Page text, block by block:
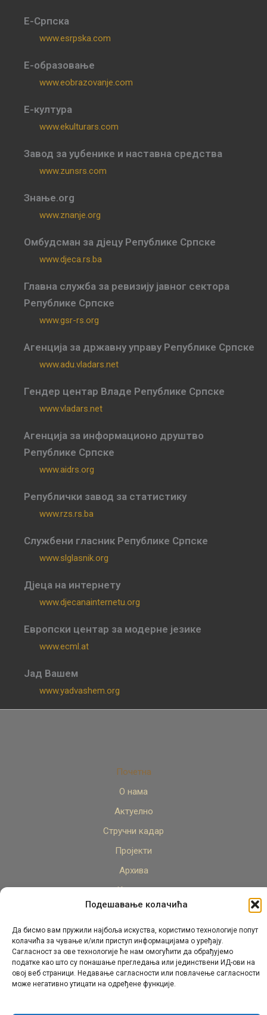
Подешавање колачића
Да бисмо вам пружили најбоља искуства, користимо технологије попут
колачића за чување и/или приступ информацијама о уређају.
Сагласност за ове технологије ће нам омогућити да обрађујемо
податке као што су понашање прегледања или јединствени ИД-ови на
овој веб страници. Недавање сагласности или повлачење сагласности
може негативно утицати на одређене функције.
Е-Српска
www.esrpska.com
Е-образовање
www.eobrazovanje.com
Е-култура
www.ekulturars.com
Завод за уџбенике и наставна средства
www.zunsrs.com
Знање.org
www.znanje.org
Омбудсман за дјецу Републике Српске
www.djeca.rs.ba
Главна служба за ревизију јавног сектора
Републике Српске
www.gsr-rs.org
Агенција за државну управу Републике Српске
www.adu.vladars.net
Гендер центар Владе Републике Српске
www.vladars.net
Агенција за информационо друштво
Републике Српске
www.aidrs.org
Републички завод за статистику
www.rzs.rs.ba
Службени гласник Републике Српске
www.slglasnik.org
Дјеца на интернету
www.djecanainternetu.org
Европски центар за модерне језике
www.ecml.at
Јад Вашем
www.yadvashem.org
Почетна
О нама
Актуелно
Стручни кадар
Пројекти
Архива
Контакт
© Републички педагошки завод Републике Српске.